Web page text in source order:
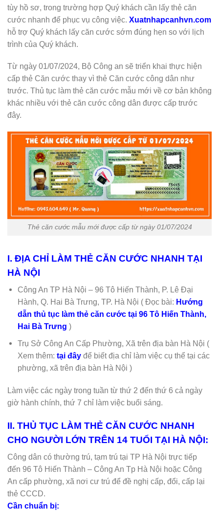
tùy hồ sơ, trong trường hợp Quý khách cần lấy thẻ căn
cước nhanh để phục vụ công việc. Xuatnhapcanhvn.com
hỗ trợ Quý khách lấy căn cước sớm đúng hẹn so với lịch
trình của Quý khách.
Từ ngày 01/07/2024, Bộ Công an sẽ triển khai thực hiện
cấp thẻ Căn cước thay vì thẻ Căn cước công dân như
trước. Thủ tục làm thẻ căn cước mẫu mới về cơ bản không
khác nhiều với thẻ căn cước công dân được cấp trước
đây.
Thẻ căn cước mẫu mới được cấp từ ngày 01/07/2024
I. ĐỊA CHỈ LÀM THẺ CĂN CƯỚC NHANH TẠI
HÀ NỘI
Công An TP Hà Nội – 96 Tô Hiến Thành, P. Lê Đại
Hành, Q. Hai Bà Trưng, TP. Hà Nội ( Đọc bài: Hướng
dẫn thủ tục làm thẻ căn cước tại 96 Tô Hiến Thành,
Hai Bà Trưng )
Trụ Sở Công An Cấp Phường, Xã trên địa bàn Hà Nội (
Xem thêm: tại đâyđể biết địa chỉ làm việc cụ thể tại các
phường, xã trên địa bàn Hà Nội )
Làm việc các ngày trong tuần từ thứ 2 đến thứ 6 cả ngày
giờ hành chính, thứ 7 chỉ làm việc buổi sáng.
II. THỦ TỤC LÀM THẺ CĂN CƯỚC NHANH
CHO NGƯỜI LỚN TRÊN 14 TUỔI TẠI HÀ NỘI:
Công dân có thường trú, tạm trú tại TP Hà Nội trực tiếp
đến 96 Tô Hiến Thành – Công An Tp Hà Nội hoặc Công
An cấp phường, xã nơi cư trú để đề nghị cấp, đổi, cấp lại
thẻ CCCD.
Cần chuẩn bị: